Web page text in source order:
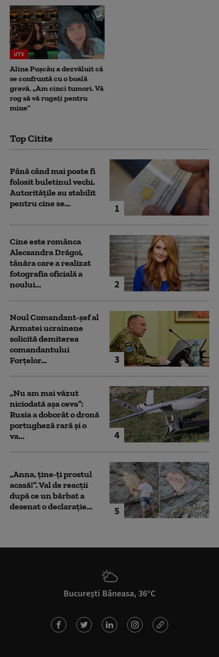
UTV
Alina Pușcău a dezvăluit că
se confruntă cu o boală
gravă. „Am cinci tumori. Vă
rog să vă rugați pentru
mine”
Top Citite
1
Până când mai poate fi
folosit buletinul vechi.
Autoritățile au stabilit
pentru cine se...
2
Cine este românca
Alecsandra Drăgoi,
tânăra care a realizat
fotografia oficială a
noului...
3
Noul Comandant-șef al
Armatei ucrainene
solicită demiterea
comandantului
Forțelor...
4
„Nu am mai văzut
niciodată așa ceva”:
Rusia a doborât o dronă
portugheză rară și o
va...
5
„Anna, ţine-ţi prostul
acasă!”. Val de reacții
după ce un bărbat a
desenat o declarație...
București Băneasa, 36°C